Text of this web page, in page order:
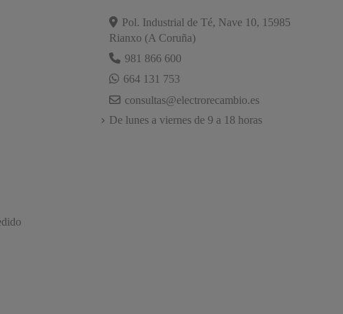
Pol. Industrial de Té, Nave 10, 15985
Rianxo (A Coruña)
981 866 600
664 131 753
consultas@electrorecambio.es
De lunes a viernes de 9 a 18 horas